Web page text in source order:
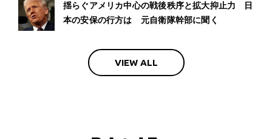
揺らぐアメリカ中心の戦後秩序と拡大抑止力 日
本の安保の行方は 元自衛隊幹部に聞く
VIEW ALL